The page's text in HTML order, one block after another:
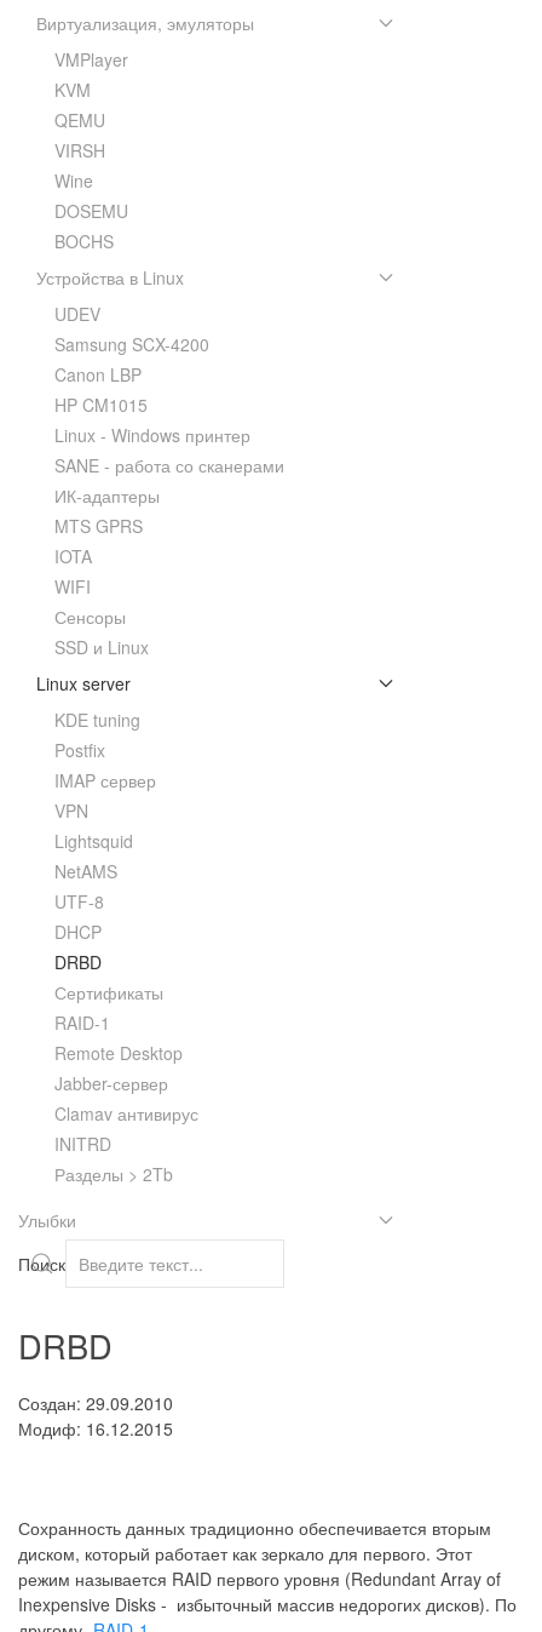
DRBD
Создан: 29.09.2010
Модиф: 16.12.2015
Сохранность данных традиционно обеспечивается вторым
диском, который работает как зеркало для первого. Этот
режим называется RAID первого уровня (Redundant Array of
Inexpensive Disks - избыточный массив недорогих дисков). По
Виртуализация, эмуляторы
VMPlayer
KVM
QEMU
VIRSH
Wine
DOSEMU
BOCHS
Устройства в Linux
UDEV
Samsung SCX-4200
Canon LBP
HP CM1015
Linux - Windows принтер
SANE - работа со сканерами
ИК-адаптеры
MTS GPRS
IOTA
WIFI
Сенсоры
SSD и Linux
Linux server
KDE tuning
Postfix
IMAP сервер
VPN
Lightsquid
NetAMS
UTF-8
DHCP
DRBD
Сертификаты
RAID-1
Remote Desktop
Jabber-сервер
Clamav антивирус
INITRD
Разделы > 2Tb
Улыбки
Поиск